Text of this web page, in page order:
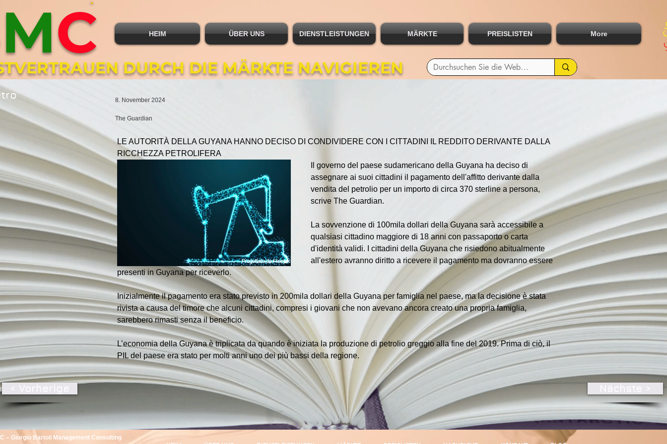
DURCH DIE MÄRKTE NAVIGIEREN
MC HEIM ÜBER UNS DIENSTLEISTUNGEN MÄRKTE PREISLISTEN More
8. November 2024
The Guardian
LE AUTORITÀ DELLA GUYANA HANNO DECISO DI CONDIVIDERE CON I CITTADINI IL REDDITO DERIVANTE DALLA
RICCHEZZA PETROLIFERA
Il governo del paese sudamericano della Guyana ha deciso di
assegnare ai suoi cittadini il pagamento dell'affitto derivante dalla
vendita del petrolio per un importo di circa 370 sterline a persona,
scrive The Guardian.
La sovvenzione di 100mila dollari della Guyana sarà accessibile a
qualsiasi cittadino maggiore di 18 anni con passaporto o carta
d'identità validi. I cittadini della Guyana che risiedono abitualmente
all'estero avranno diritto a ricevere il pagamento ma dovranno essere
presenti in Guyana per riceverlo.
Inizialmente il pagamento era stato previsto in 200mila dollari della Guyana per famiglia nel paese, ma la decisione è stata
rivista a causa del timore che alcuni cittadini, compresi i giovani che non avevano ancora creato una propria famiglia,
sarebbero rimasti senza il beneficio.
L’economia della Guyana è triplicata da quando è iniziata la produzione di petrolio greggio alla fine del 2019. Prima di ciò, il
PIL del paese era stato per molti anni uno dei più bassi della regione.
< Vorherige Nächste >
– Giorgio Bartoli Management Consulting